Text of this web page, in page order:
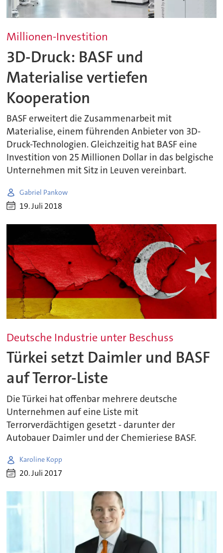
Millionen-Investition
3D-Druck: BASF und
Materialise vertiefen
Kooperation
BASF erweitert die Zusammenarbeit mit
Materialise, einem führenden Anbieter von 3D-
Druck-Technologien. Gleichzeitig hat BASF eine
Investition von 25 Millionen Dollar in das belgische
Unternehmen mit Sitz in Leuven vereinbart.
Gabriel Pankow
19. Juli 2018
Deutsche Industrie unter Beschuss
Türkei setzt Daimler und BASF
auf Terror-Liste
Die Türkei hat offenbar mehrere deutsche
Unternehmen auf eine Liste mit
Terrorverdächtigen gesetzt - darunter der
Autobauer Daimler und der Chemieriese BASF.
Karoline Kopp
20. Juli 2017